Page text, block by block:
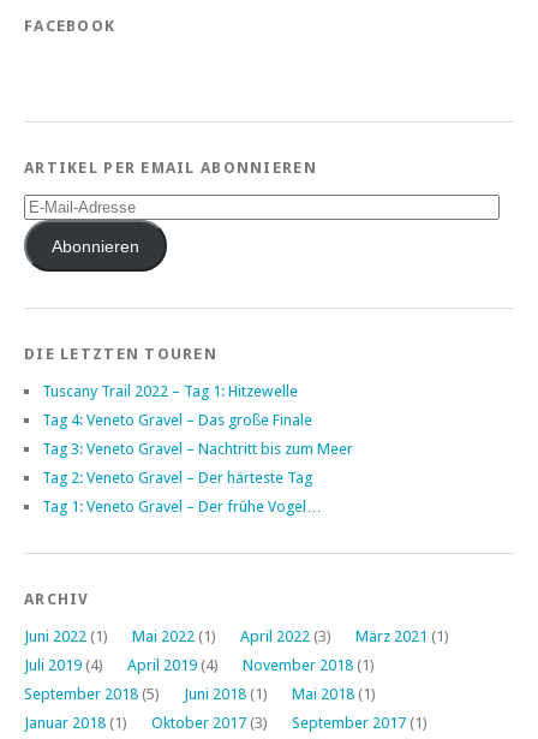
FACEBOOK
ARTIKEL PER EMAIL ABONNIEREN
E-
Mail-
AdresseAbonnieren
DIE LETZTEN TOUREN
Tuscany Trail 2022 – Tag 1: Hitzewelle
Tag 4: Veneto Gravel – Das große Finale
Tag 3: Veneto Gravel – Nachtritt bis zum Meer
Tag 2: Veneto Gravel – Der härteste Tag
Tag 1: Veneto Gravel – Der frühe Vogel…
ARCHIV
Juni 2022 (1) Mai 2022 (1) April 2022 (3) März 2021 (1)
Juli 2019 (4) April 2019 (4) November 2018 (1)
September 2018 (5) Juni 2018 (1) Mai 2018 (1)
Januar 2018 (1) Oktober 2017 (3) September 2017 (1)